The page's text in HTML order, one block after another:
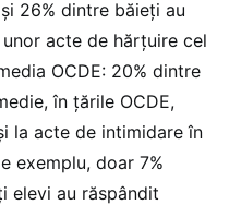
26% dintre băieți au
acte de hărțuire cel
OCDE: 20% dintre
în țările OCDE,
la acte de intimidare în
exemplu, doar 7%
elevi au răspândit